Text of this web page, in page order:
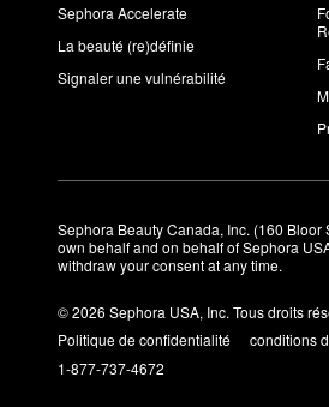
Sephora Accelerate
La beauté (re)définie
Signaler une vulnérabilité
Sephora Beauty Canada, Inc. (160
own behalf and on behalf of Sephora
withdraw your consent at any time.
© 2026 Sephora USA, Inc. Tous droits
Politique de confidentialité
conditions
1-877-737-4672